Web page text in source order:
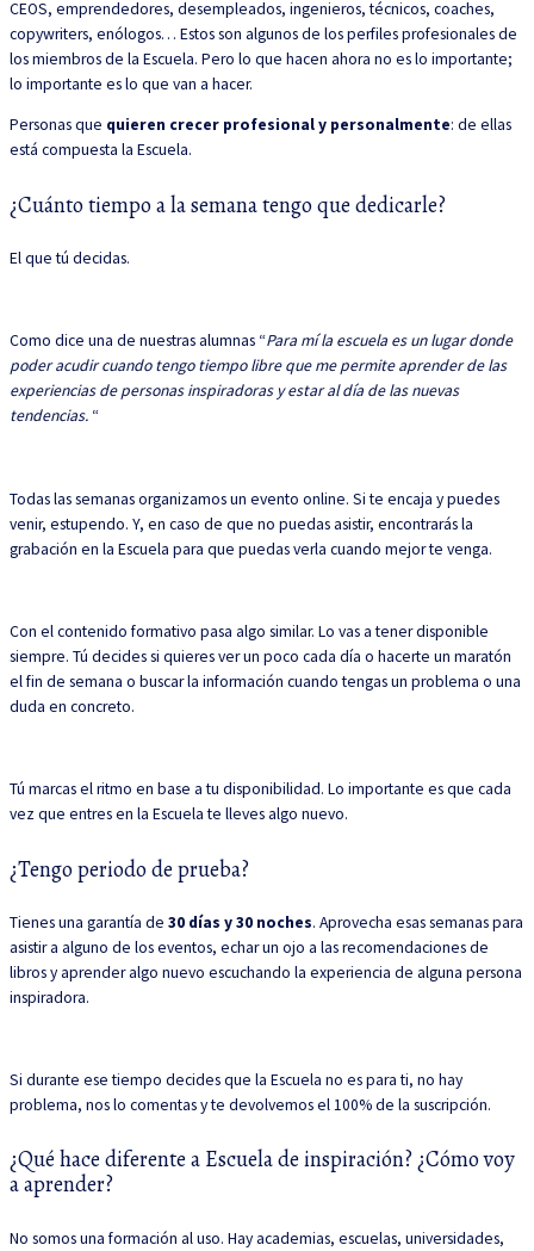
CEOS, emprendedores, desempleados, ingenieros, técnicos, coaches,
copywriters, enólogos… Estos son algunos de los perfiles profesionales de
los miembros de la Escuela. Pero lo que hacen ahora no es lo importante;
lo importante es lo que van a hacer.
Personas que quieren crecer profesional y personalmente: de ellas
está compuesta la Escuela.
¿Cuánto tiempo a la semana tengo que dedicarle?
El que tú decidas.
Como dice una de nuestras alumnas “Para mí la escuela es un lugar donde
poder acudir cuando tengo tiempo libre que me permite aprender de las
experiencias de personas inspiradoras y estar al día de las nuevas
tendencias. “
Todas las semanas organizamos un evento online. Si te encaja y puedes
venir, estupendo. Y, en caso de que no puedas asistir, encontrarás la
grabación en la Escuela para que puedas verla cuando mejor te venga.
Con el contenido formativo pasa algo similar. Lo vas a tener disponible
siempre. Tú decides si quieres ver un poco cada día o hacerte un maratón
el fin de semana o buscar la información cuando tengas un problema o una
duda en concreto.
Tú marcas el ritmo en base a tu disponibilidad. Lo importante es que cada
vez que entres en la Escuela te lleves algo nuevo.
¿Tengo periodo de prueba?
Tienes una garantía de 30 días y 30 noches. Aprovecha esas semanas para
asistir a alguno de los eventos, echar un ojo a las recomendaciones de
libros y aprender algo nuevo escuchando la experiencia de alguna persona
inspiradora.
Si durante ese tiempo decides que la Escuela no es para ti, no hay
problema, nos lo comentas y te devolvemos el 100% de la suscripción.
¿Qué hace diferente a Escuela de inspiración? ¿Cómo voy
a aprender?
No somos una formación al uso. Hay academias, escuelas, universidades,